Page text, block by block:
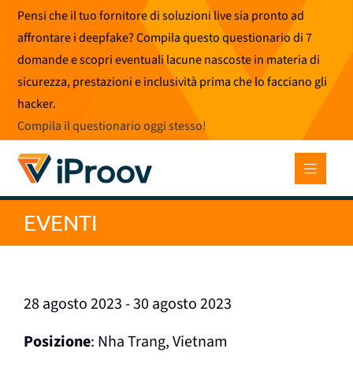
Vai
contenuto
Pensi che il tuo fornitore di soluzioni live sia pronto ad
affrontare i deepfake? Compila questo questionario di 7
domande e scopri eventuali lacune nascoste in materia di
sicurezza, prestazioni e inclusività prima che lo facciano gli
hacker.
Compila il questionario oggi stesso!
EVENTI
28 agosto 2023 - 30 agosto 2023
Posizione: Nha Trang, Vietnam